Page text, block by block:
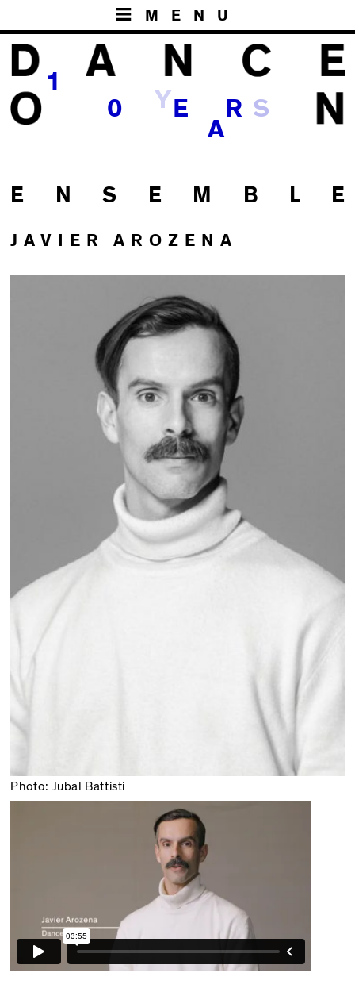
MENU
1
0 Y E
A
R
E N S E M B L E
JAVIER AROZENA
Photo: Jubal Battisti